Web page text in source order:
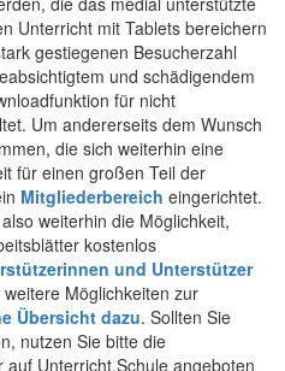
Unterricht mit Tablets bereichern
gestiegenen Besucherzahl
und schädigendem
für nicht
Um andererseits dem Wunsch
die sich weiterhin eine
für einen großen Teil der
Mitgliederbereich eingerichtet.
weiterhin die Möglichkeit,
kostenlos
und Unterstützer
Möglichkeiten zur
Übersicht dazu. Sollten Sie
nutzen Sie bitte die
Unterricht.Schule angeboten